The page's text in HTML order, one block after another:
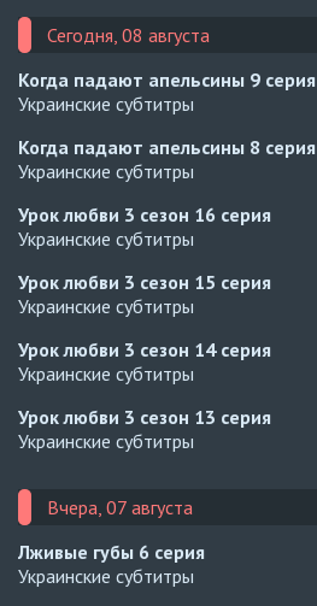
Сегодня, 08 августа
Когда падают апельсины 9 серия
Украинские субтитры
Когда падают апельсины 8 серия
Украинские субтитры
Урок любви 3 сезон 16 серия
Украинские субтитры
Урок любви 3 сезон 15 серия
Украинские субтитры
Урок любви 3 сезон 14 серия
Украинские субтитры
Урок любви 3 сезон 13 серия
Украинские субтитры
Вчера, 07 августа
Лживые губы 6 серия
Украинские субтитры